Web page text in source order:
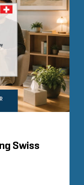
Swiss